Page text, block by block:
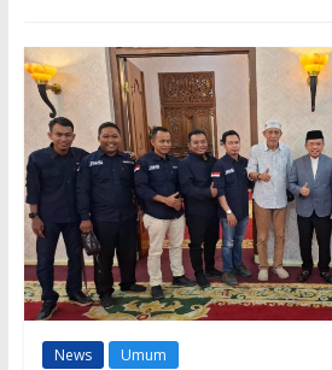
News Umum